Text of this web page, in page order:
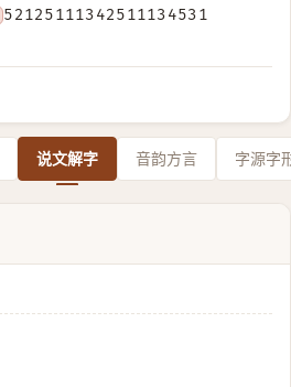
52125111342511134531
说文解字 音韵方言 字源字